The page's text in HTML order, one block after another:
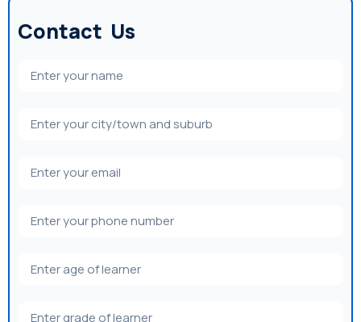
Contact Us